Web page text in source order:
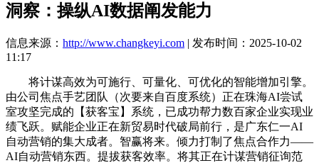
洞察：操纵AI数据阐发能力
信息来源： http://www.changkeyi.com | 发布时间：2025-10-02
11:17
将计谋高效为可施行、可量化、可优化的智能增加引擎。
由公司焦点手艺团队（次要来自百度系统）正在珠海AI尝试
室攻坚完成的【获客宝】系统，已成功帮力数百家企业实现业
绩飞跃。赋能企业正在新贸易时代破局前行，是广东仁一AI
自动营销的集大成者。智赢将来。倾力打制了焦点合作力——
AI自动营销东西。提拔获客效率。将其正在计谋营销征询范